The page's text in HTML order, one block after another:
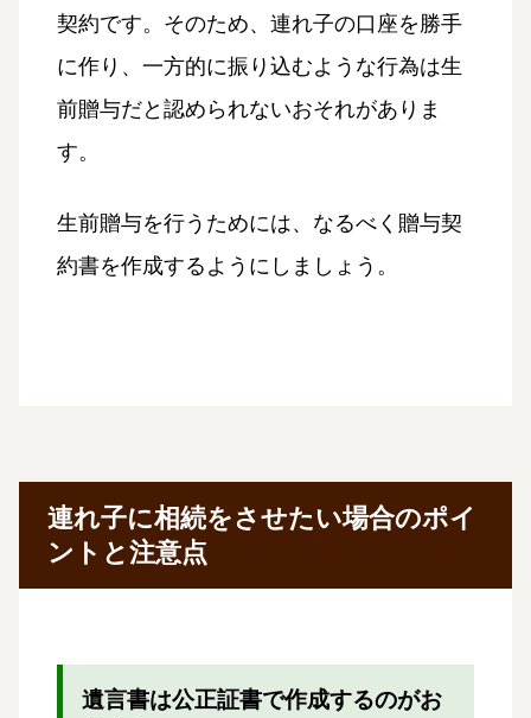
契約です。そのため、連れ子の口座を勝手
に作り、一方的に振り込むような行為は生
前贈与だと認められないおそれがありま
す。
生前贈与を行うためには、なるべく贈与契
約書を作成するようにしましょう。
連れ子に相続をさせたい場合のポイ
ントと注意点
遺言書は公正証書で作成するのがお